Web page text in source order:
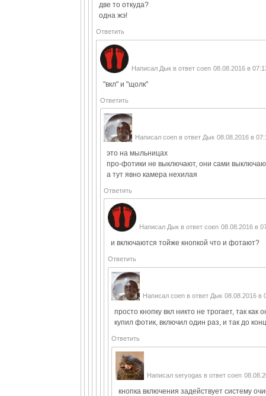
две то откуда?
одна жэ!
Ответить
Написал Дыкв ответ coen 08.08.2016 в
"вкл" и "щолк"
Ответить
Написалcoen в ответ Дык 08.08.2016 в
это на мыльницах
про-фотики не выключают, они сами
а тут явно камера нехилая
Ответить
Написал Дыкв ответ coen 08.08.2016 в
и включаются тойже кнопкой что и фотают?
Ответить
Написалcoen в ответ Дык 08.08.2016 в
просто кнопку вкл никто не трогает, так
купил фотик, включил один раз, и так до
Ответить
Написал seryogas в ответ coen
кнопка включения задействует систему